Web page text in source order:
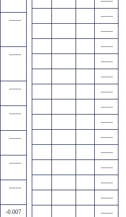
------
------
------
------
------
------
------
-0.007
------
------
------
------
------
------
------
------
------
------
------
------
------
------